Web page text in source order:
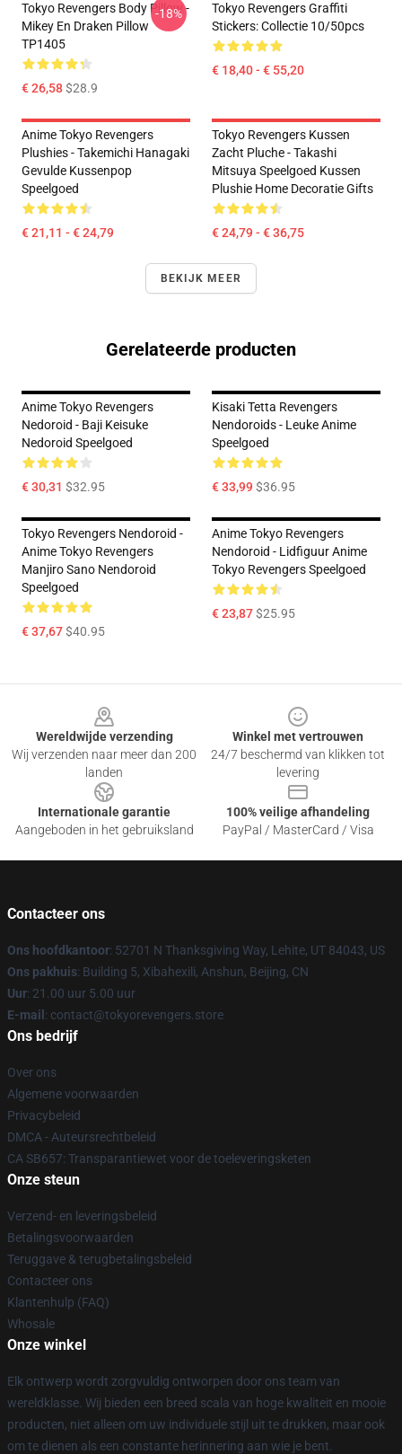
Tokyo Revengers Body Pillow -
Mikey En Draken Pillow
TP1405
€ 26,58$28.9
-18%
Tokyo Revengers Graffiti
Stickers: Collectie 10/50pcs
€ 18,40 - € 55,20
Anime Tokyo Revengers
Plushies - Takemichi Hanagaki
Gevulde Kussenpop
Speelgoed
€ 21,11 - € 24,79
Tokyo Revengers Kussen
Zacht Pluche - Takashi
Mitsuya Speelgoed Kussen
Plushie Home Decoratie Gifts
€ 24,79 - € 36,75
BEKIJK MEER
Gerelateerde producten
Anime Tokyo Revengers
Nedoroid - Baji Keisuke
Nedoroid Speelgoed
€ 30,31 $32.95
Kisaki Tetta Revengers
Nendoroids - Leuke Anime
Speelgoed
€ 33,99$36.95
Tokyo Revengers Nendoroid -
Anime Tokyo Revengers
Manjiro Sano Nendoroid
Speelgoed
€ 37,67$40.95
Anime Tokyo Revengers
Nendoroid - Lidfiguur Anime
Tokyo Revengers Speelgoed
€ 23,87$25.95
Wereldwijde verzending
Wij verzenden naar meer dan 200
landen
Winkel met vertrouwen
24/7 beschermd van klikken tot
levering
Internationale garantie
Aangeboden in het gebruiksland
100% veilige afhandeling
PayPal / MasterCard / Visa
Contacteer ons
Ons hoofdkantoor: 52701 N Thanksgiving Way, Lehite, UT 84043, US
Ons pakhuis: Building 5, Xibahexili, Anshun, Beijing, CN
Uur: 21.00 uur 5.00 uur
E-mail : contact@tokyorevengers.store
Ons bedrijf
Over ons
Algemene voorwaarden
Privacybeleid
DMCA - Auteursrechtbeleid
CA SB657: Transparantiewet voor de toeleveringsketen
Onze steun
Verzend- en leveringsbeleid
Betalingsvoorwaarden
Teruggave & terugbetalingsbeleid
Contacteer ons
Klantenhulp (FAQ)
Whosale
Onze winkel
Elk ontwerp wordt zorgvuldig ontworpen door ons team van
wereldklasse. Wij bieden een breed scala van hoge kwaliteit en mooie
producten, niet alleen om uw individuele stijl uit te drukken, maar ook
om te dienen als een constante herinnering aan wie je bent.